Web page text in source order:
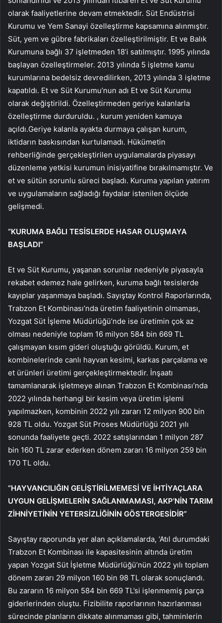
olarak faaliyetlerine devam etmektedir. Süt Endüstrisi
Kurumu ve Yem Sanayi özelleştirme kapsamına alınmıştır.
Süt, yem ve gübre fabrikaları özelleştirilmiştir. Et ve Balık
Kurumuna bağlı 37 işletmeden 18’i satılmıştır. 1995 yılında
başlayan özelleştirmeler. 2013 yılında 5 işletme kamu
kurumlarına bedelsiz devredilirken, 2013 yılında 3 işletme
kapatıldı. Et ve Süt Kurumu’nun adı Et ve Süt Kurumu
olarak değiştirildi. Özelleştirmeden geriye kalanlarla
özelleştirme durduruldu. , kurum yeniden kamuya
açıldı.Geriye kalanla ayakta durmaya çalışan kurum,
iktidarın baskısından kurtulamadı. Hükümetin
rehberliğinde gerçekleştirilen uygulamalarda piyasayı
düzenleme yetkisi kurumun inisiyatifine bırakılmamıştır. Ve
et ve sütün sorunlu süreci başladı. Kuruma yapılan yatırım
ve uygulamaların sağladığı faydalar istenilen ölçüde
gelişmedi.
“KURUMA BAĞLI TESİSLERDE HASAR OLUŞMAYA
BAŞLADI”
Et ve Süt Kurumu, yaşanan sorunlar nedeniyle piyasayla
rekabet edemez hale gelirken, kuruma bağlı tesislerde
kayıplar yaşanmaya başladı. Sayıştay Kontrol Raporlarında,
Trabzon Et Kombinası’nda üretim faaliyetinin olmaması,
Yozgat Süt İşleme Müdürlüğü’nde ise üretimin çok az
olması nedeniyle toplam 16 milyon 584 bin 669 TL
çalışmayan kısım gideri oluştuğu görüldü. Kurum, et
kombinelerinde canlı hayvan kesimi, karkas parçalama ve
et ürünleri üretimi gerçekleştirmektedir. İnşaatı
tamamlanarak işletmeye alınan Trabzon Et Kombinası’nda
2022 yılında herhangi bir kesim veya üretim işlemi
yapılmazken, kombinin 2022 yılı zararı 12 milyon 900 bin
928 TL oldu. Yozgat Süt Proses Müdürlüğü 2021 yılı
sonunda faaliyete geçti. 2022 satışlarından 1 milyon 287
bin 160 TL zarar ederken dönem zararı 16 milyon 259 bin
170 TL oldu.
“HAYVANCILIĞIN GELİŞTİRİLMEMESİ VE İHTİYAÇLARA
UYGUN GELİŞMELERİN SAĞLANMAMASI, AKP’NİN TARIM
ZİHNİYETİNİN YETERSİZLİĞİNİN GÖSTERGESİDİR”
Sayıştay raporunda yer alan açıklamalarda, ‘Atıl durumdaki
Trabzon Et Kombinası ile kapasitesinin altında üretim
yapan Yozgat Süt İşletme Müdürlüğü’nün 2022 yılı toplam
dönem zararı 29 milyon 160 bin 98 TL olarak sonuçlandı.
Bu zararın 16 milyon 584 bin 669 TL’si işlenmemiş parça
giderlerinden oluştu. Fizibilite raporlarının hazırlanması
sürecinde planların dikkate alınmaması gibi, tahminlerin